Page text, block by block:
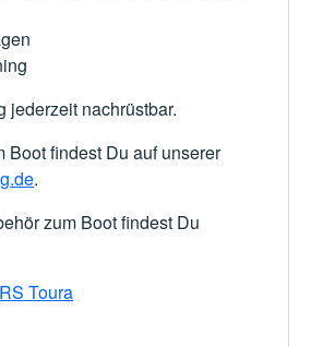
jederzeit nachrüstbar.
Boot findest Du auf unserer
.
zum Boot findest Du
Toura